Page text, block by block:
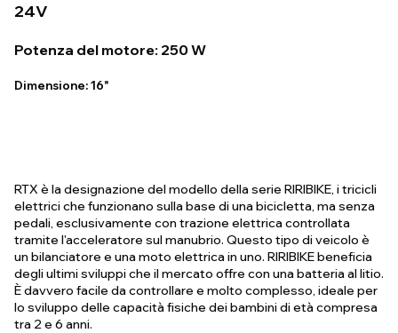
24V
Potenza del motore: 250 W
Dimensione: 16"
RTX è la designazione del modello della serie RIRIBIKE, i tricicli
elettrici che funzionano sulla base di una bicicletta, ma senza
pedali, esclusivamente con trazione elettrica controllata
tramite l'acceleratore sul manubrio. Questo tipo di veicolo è
un bilanciatore e una moto elettrica in uno. RIRIBIKE beneficia
degli ultimi sviluppi che il mercato offre con una batteria al litio.
È davvero facile da controllare e molto complesso, ideale per
lo sviluppo delle capacità fisiche dei bambini di età compresa
tra 2 e 6 anni.